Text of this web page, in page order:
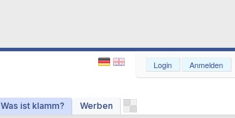
Was ist klamm? Werben
Login Anmelden